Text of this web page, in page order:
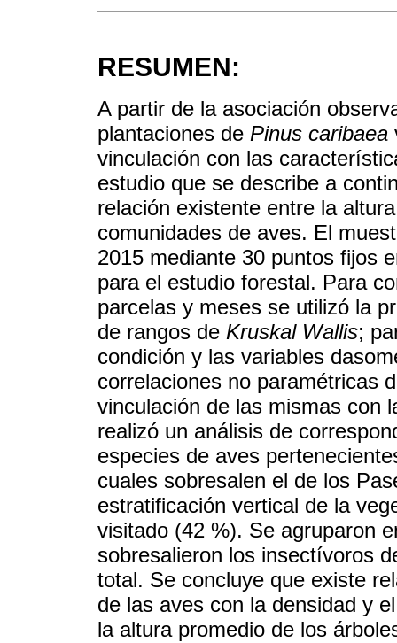
RESUMEN:
A partir de la asociación
plantaciones de Pinus caribaea
vinculación con las
estudio que se describe a
relación existente entre la
comunidades de aves. El
2015 mediante 30 puntos fijos
para el estudio forestal. Para
parcelas y meses se utilizó la
de rangos de Kruskal Wallis;
condición y las variables
correlaciones no paramétricas
vinculación de las mismas con
realizó un análisis de
especies de aves
cuales sobresalen el de los
estratificación vertical de la
visitado (42 %). Se agruparon
sobresalieron los insectívoros
total. Se concluye que existe
de las aves con la densidad y
la altura promedio de los